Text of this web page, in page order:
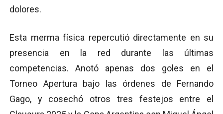
dolores.
Esta merma física repercutió directamente en su
presencia en la red durante las últimas
competencias. Anotó apenas dos goles en el
Torneo Apertura bajo las órdenes de Fernando
Gago, y cosechó otros tres festejos entre el